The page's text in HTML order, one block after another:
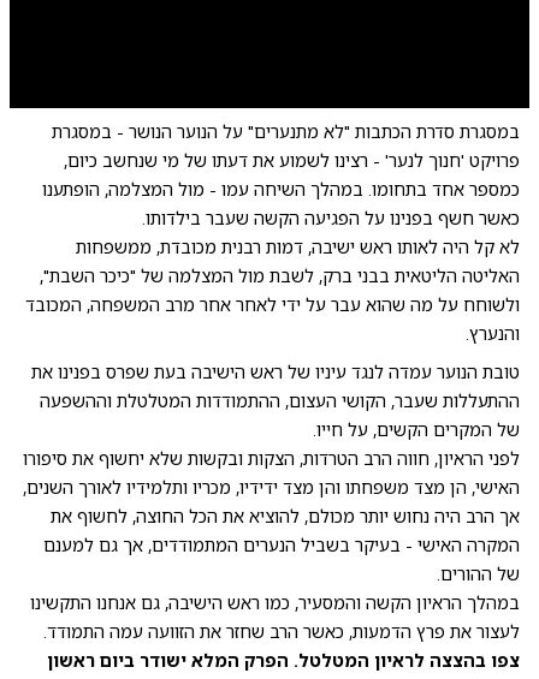
במסגרת סדרת הכתבות "לא מתנערים" על הנוער הנושר - במסגרת
פרויקט 'חנוך לנער' - רצינו לשמוע את דעתו של מי שנחשב כיום,
כמספר אחד בתחומו. במהלך השיחה עמו - מול המצלמה, הופתענו
כאשר חשף בפנינו על הפגיעה הקשה שעבר בילדותו.
לא קל היה לאותו ראש ישיבה, דמות רבנית מכובדת, ממשפחות
האליטה הליטאית בבני ברק, לשבת מול המצלמה של "כיכר השבת",
ולשוחח על מה שהוא עבר על ידי לאחר אחר מרב המשפחה, המכובד
והנערץ.
טובת הנוער עמדה לנגד עיניו של ראש הישיבה בעת שפרס בפנינו את
ההתעללות שעבר, הקושי העצום, ההתמודדות המטלטלת וההשפעה
של המקרים הקשים, על חייו.
לפני הראיון, חווה הרב הטרדות, הצקות ובקשות שלא יחשוף את סיפורו
האישי, הן מצד משפחתו והן מצד ידידיו, מכריו ותלמידיו לאורך השנים,
אך הרב היה נחוש יותר מכולם, להוציא את הכל החוצה, לחשוף את
המקרה האישי - בעיקר בשביל הנערים המתמודדים, אך גם למענם
של ההורים.
במהלך הראיון הקשה והמסעיר, כמו ראש הישיבה, גם אנחנו התקשינו
לעצור את פרץ הדמעות, כאשר הרב שחזר את הזוועה עמה התמודד.
צפו בהצצה לראיון המטלטל. הפרק המלא ישודר ביום ראשון